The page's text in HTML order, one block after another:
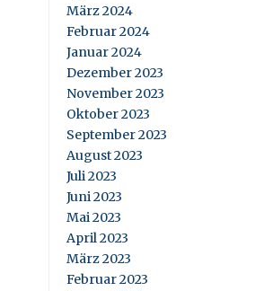
März 2024
Februar 2024
Januar 2024
Dezember 2023
November 2023
Oktober 2023
September 2023
August 2023
Juli 2023
Juni 2023
Mai 2023
April 2023
März 2023
Februar 2023